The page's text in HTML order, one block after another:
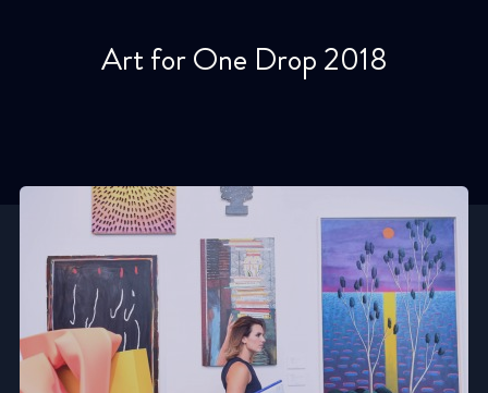
Art for One Drop 2018